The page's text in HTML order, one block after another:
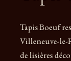
Tapis Boeuf
Villeneuve-le-
de lisières